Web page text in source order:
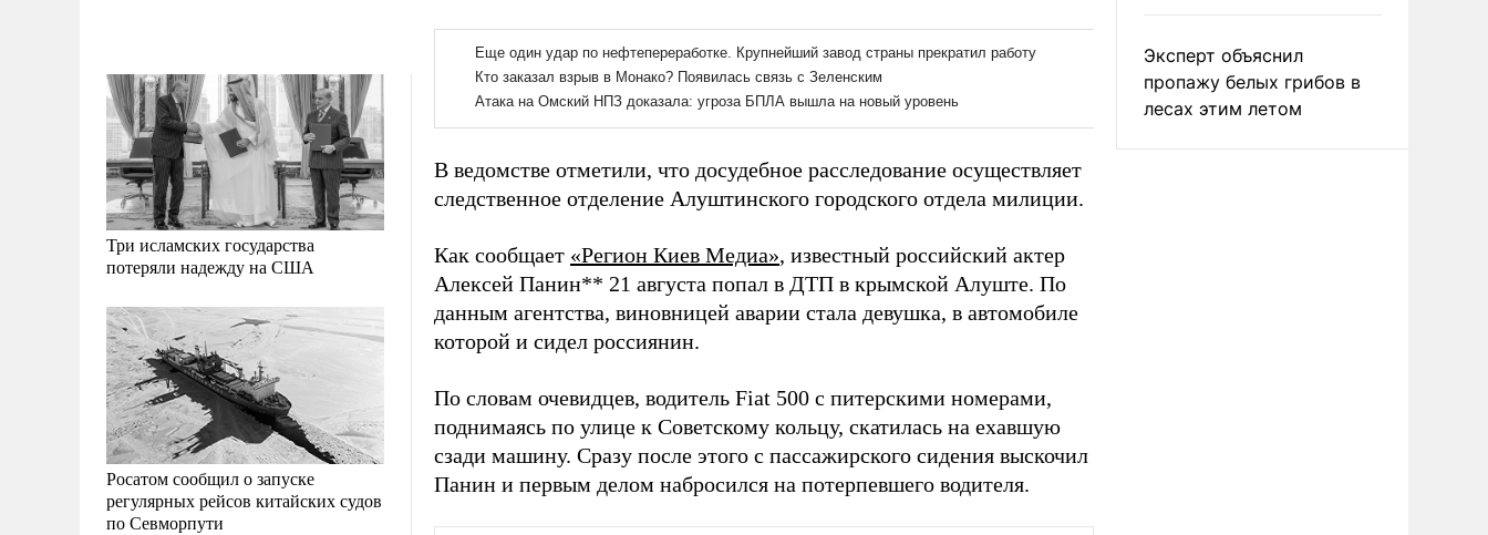
Три исламских государства
потеряли надежду на США
Росатом сообщил о запуске
регулярных рейсов китайских судов
по Севморпути
В ведомстве отметили, что досудебное расследование осуществляет
следственное отделение Алуштинского городского отдела милиции.
Как сообщает «Регион Киев Медиа», известный российский актер
Алексей Панин** 21 августа попал в ДТП в крымской Алуште. По
данным агентства, виновницей аварии стала девушка, в автомобиле
которой и сидел россиянин.
По словам очевидцев, водитель Fiat 500 с питерскими номерами,
поднимаясь по улице к Советскому кольцу, скатилась на ехавшую
сзади машину. Сразу после этого с пассажирского сидения выскочил
Панин и первым делом набросился на потерпевшего водителя.
Эксперт объяснил
пропажу белых грибов в
лесах этим летом